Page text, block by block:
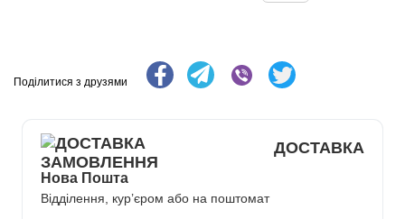
Поділитися з друзями
ДОСТАВКА
Нова Пошта
Відділення, кур’єром або на поштомат